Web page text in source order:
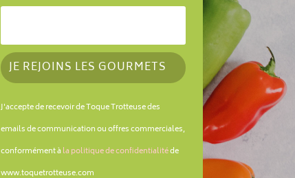
JE REJOINS LES GOURMETS
J'accepte de recevoir de Toque Trotteuse des
emails de communication ou offres commerciales,
conformément àla politique de confidentialitéde
www.toquetrotteuse.com